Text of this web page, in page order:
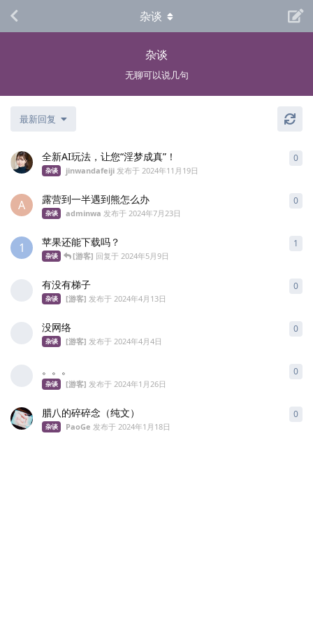
杂谈
无聊可以说几句
杂谈
最新回复
全新AI玩法，让您“淫梦成真”！
杂谈 jinwandafeiji 发布于2024年11月19日
0
A 露营到一半遇到熊怎么办
杂谈 adminwa 发布于2024年7月23日
0
1 苹果还能下载吗？
杂谈 [游客] 回复于2024年5月9日
1
有没有梯子
杂谈 [游客] 发布于2024年4月13日
0
没网络
杂谈 [游客] 发布于2024年4月4日
0
。。。
杂谈 [游客] 发布于2024年1月26日
0
腊八的碎碎念（纯文）
杂谈 PaoGe 发布于2024年1月18日
0